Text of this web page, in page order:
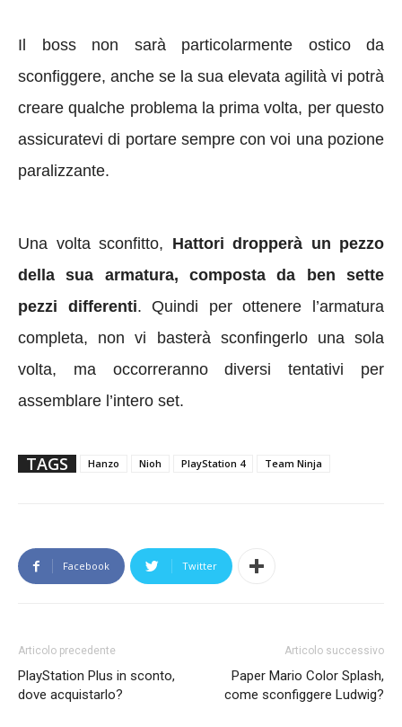
Il boss non sarà particolarmente ostico da
sconfiggere, anche se la sua elevata agilità vi potrà
creare qualche problema la prima volta, per questo
assicuratevi di portare sempre con voi una pozione
paralizzante.
Una volta sconfitto, Hattori dropperà un pezzo
della sua armatura, composta da ben sette
pezzi differenti. Quindi per ottenere l’armatura
completa, non vi basterà sconfingerlo una sola
volta, ma occorreranno diversi tentativi per
assemblare l’intero set.
TAGS Hanzo Nioh PlayStation 4 Team Ninja
Facebook Twitter
Articolo precedente
PlayStation Plus in sconto,
dove acquistarlo?
Articolo successivo
Paper Mario Color Splash,
come sconfiggere Ludwig?